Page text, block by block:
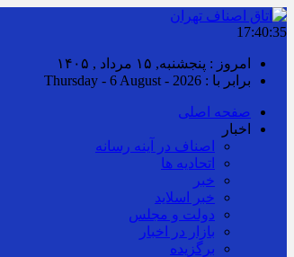
17:40:35
امروز : پنجشنبه, ۱۵ مرداد , ۱۴۰۵
برابر با : Thursday - 6 August - 2026
صفحه اصلی
اخبار
اصناف در آینه رسانه
اتحادیه ها
خبر
خبر اسلايد
دولت و مجلس
بازار در اخبار
برگزیده